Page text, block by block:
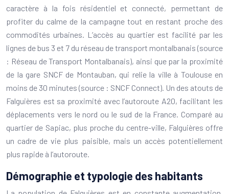
caractère à la fois résidentiel et connecté, permettant de
profiter du calme de la campagne tout en restant proche des
commodités urbaines. L’accès au quartier est facilité par les
lignes de bus 3 et 7 du réseau de transport montalbanais (source
: Réseau de Transport Montalbanais), ainsi que par la proximité
de la gare SNCF de Montauban, qui relie la ville à Toulouse en
moins de 30 minutes (source : SNCF Connect). Un des atouts de
Falguières est sa proximité avec l’autoroute A20, facilitant les
déplacements vers le nord ou le sud de la France. Comparé au
quartier de Sapiac, plus proche du centre-ville, Falguières offre
un cadre de vie plus paisible, mais un accès potentiellement
plus rapide à l’autoroute.
Démographie et typologie des habitants